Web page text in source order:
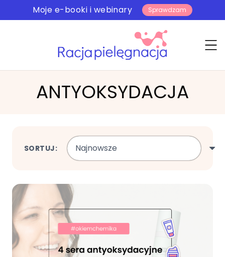
Moje e-booki i webinary Sprawdzam
ANTYOKSYDACJA
SORTUJ: